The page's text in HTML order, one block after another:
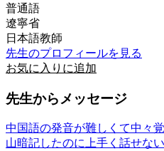
普通語
遼寧省
日本語教師
先生のプロフィールを見る
お気に入りに追加
先生からメッセージ
中国語の発音が難しくて中々
山暗記したのに上手く話せな